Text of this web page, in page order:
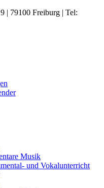
| 79100 Freiburg | Tel:
Musik
und Vokalunterricht